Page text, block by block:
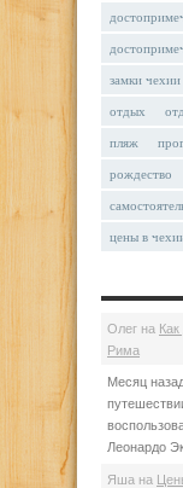
замки чехии
отдых
пляж
рождество
цены в
Олег на
Рима
Месяц
Леонардо
Яша на